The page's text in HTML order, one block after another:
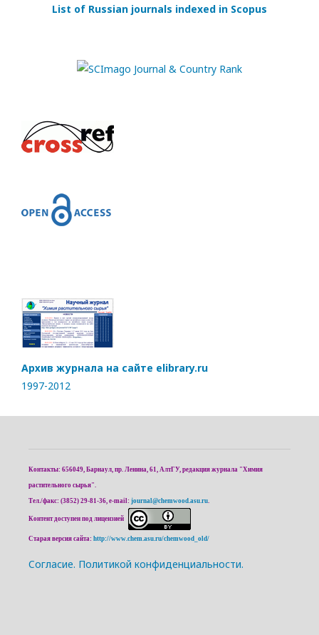
List of Russian journals indexed in Scopus
Архив журнала на сайте elibrary.ru
1997-2012
Контакты: 656049, Барнаул, пр. Ленина, 61, АлтГУ, редакция журнала "Химия
растительного сырья".
Тел./факс: (3852) 29-81-36, e-mail: journal@chemwood.asu.ru.
Контент доступен под лицензией
Старая версия сайта: http://www.chem.asu.ru/chemwood_old/
Cогласие. Политикой конфиденциальности.